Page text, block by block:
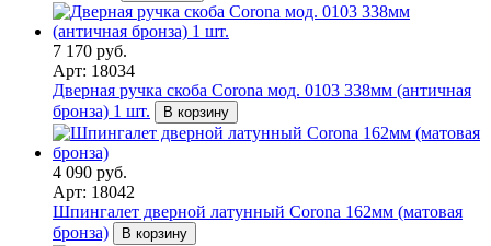
7 170 руб.
Арт: 18034
Дверная ручка скоба Corona мод. 0103 338мм (античная
бронза) 1 шт.
В корзину
4 090 руб.
Арт: 18042
Шпингалет дверной латунный Corona 162мм (матовая
бронза)
В корзину